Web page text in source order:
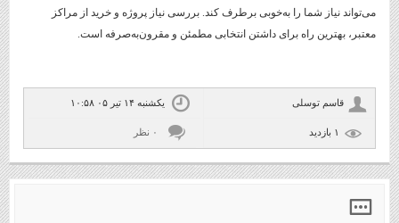
می‌تواند نیاز شما را به‌خوبی برطرف کند. بررسی نیاز پروژه و خرید از مراکز
معتبر، بهترین راه برای داشتن انتخابی مطمئن و مقرون‌به‌صرفه است.
قاسم توسلی یکشنبه ۱۴ تیر ۰۵ ۱۰:۵۸
۰ نظر